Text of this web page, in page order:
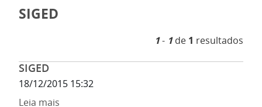
SIGED
1- 1de 1 resultados
SIGED
18/12/2015 15:32
Leia mais